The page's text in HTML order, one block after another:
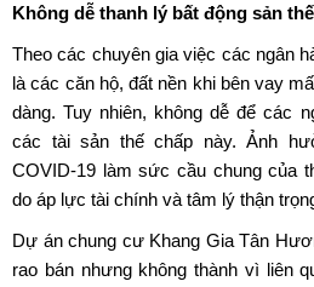
Không dễ thanh lý bất động sản
Theo các chuyên gia việc các ngân
là các căn hộ, đất nền khi bên vay
dàng. Tuy nhiên, không dễ để các
các tài sản thế chấp này. Ảnh
COVID-19 làm sức cầu chung của
do áp lực tài chính và tâm lý thận
Dự án chung cư Khang Gia Tân
rao bán nhưng không thành vì liên